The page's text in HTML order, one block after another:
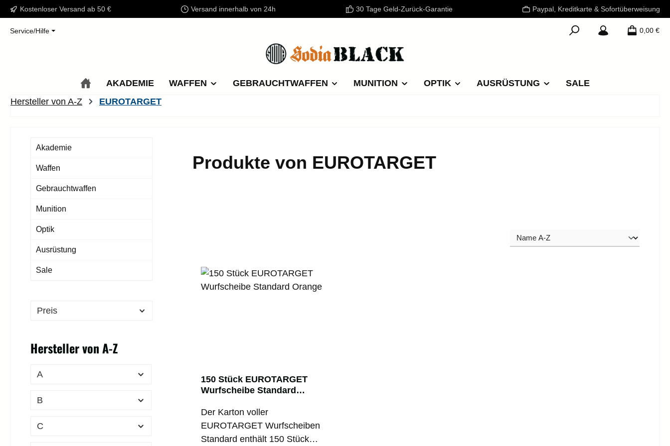
Hauptinhalt springen
Zur Suche springen
Zur Hauptnavigation springen
Kostenloser Versand ab 50 € Versand innerhalb von 24h 30 Tage Geld-Zurück-Garantie Paypal, Kreditkarte & Sofortüberweisung
Service/Hilfe 0,00 €
AKADEMIE WAFFEN GEBRAUCHTWAFFEN MUNITION OPTIK AUSRÜSTUNG
SALE
Hersteller von A-Z
EUROTARGET
Akademie
Waffen
Gebrauchtwaffen
Munition
Optik
Ausrüstung
Sale
Preis
Hersteller von A-Z
A
B
C
Produkte von EUROTARGET
150 Stück EUROTARGET
Wurfscheibe Standard
Der Karton voller
EUROTARGET Wurfscheiben
Standard enthält 150 Stück